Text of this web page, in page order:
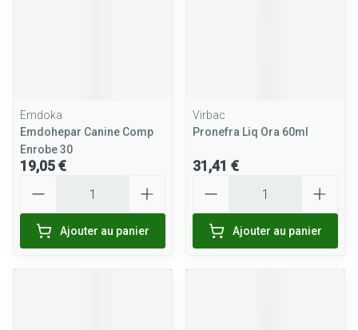
Emdoka
Emdohepar Canine Comp
Enrobe 30
19,05 €
Ajouter au panier
Virbac
Pronefra Liq Ora 60ml
31,41 €
Ajouter au panier